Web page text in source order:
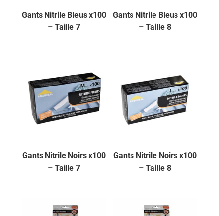
Gants Nitrile Bleus x100
– Taille 7
Gants Nitrile Bleus x100
– Taille 8
Gants Nitrile Noirs x100
– Taille 7
Gants Nitrile Noirs x100
– Taille 8